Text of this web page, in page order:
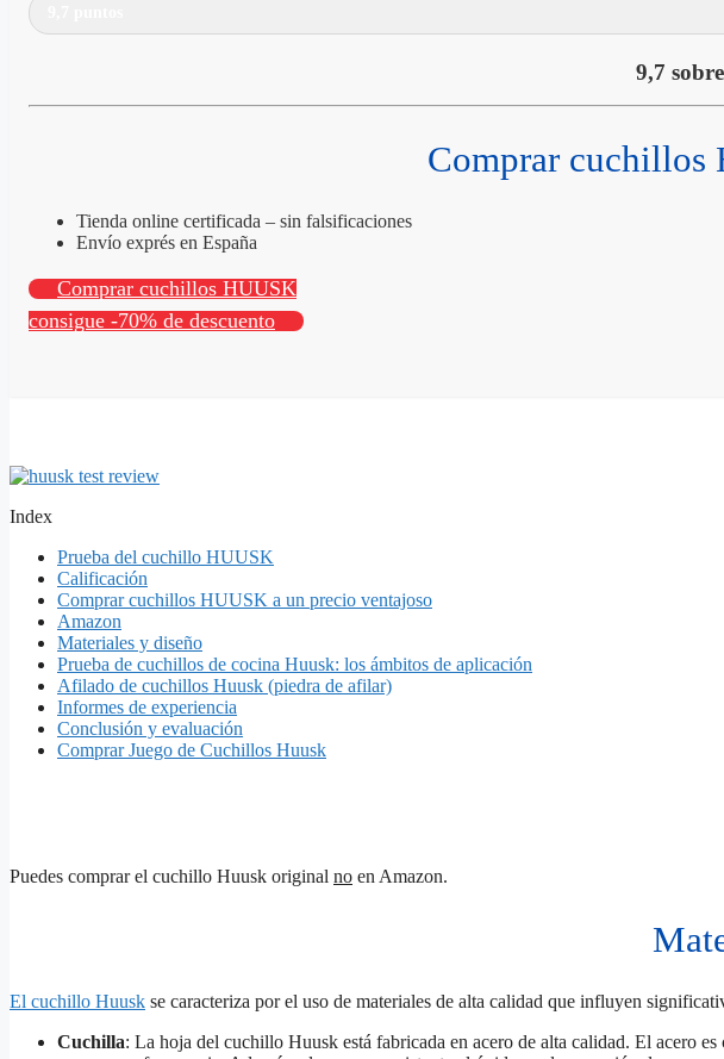
9,7
Comprar cuchillos
Tienda online certificada – sin falsificaciones
Envío exprés en España
Comprar cuchillos HUUSK
consigue -70% de descuento
Index
Prueba del cuchillo HUUSK
Calificación
Comprar cuchillos HUUSK a un precio ventajoso
Amazon
Materiales y diseño
Prueba de cuchillos de cocina Huusk: los ámbitos de aplicación
Afilado de cuchillos Huusk (piedra de afilar)
Informes de experiencia
Conclusión y evaluación
Comprar Juego de Cuchillos Huusk
Puedes comprar el cuchillo Huusk original no en Amazon.
El cuchillo Huusk se caracteriza por el uso de materiales de alta calidad que influyen
Cuchilla: La hoja del cuchillo Huusk está fabricada en acero de alta calidad. El acero